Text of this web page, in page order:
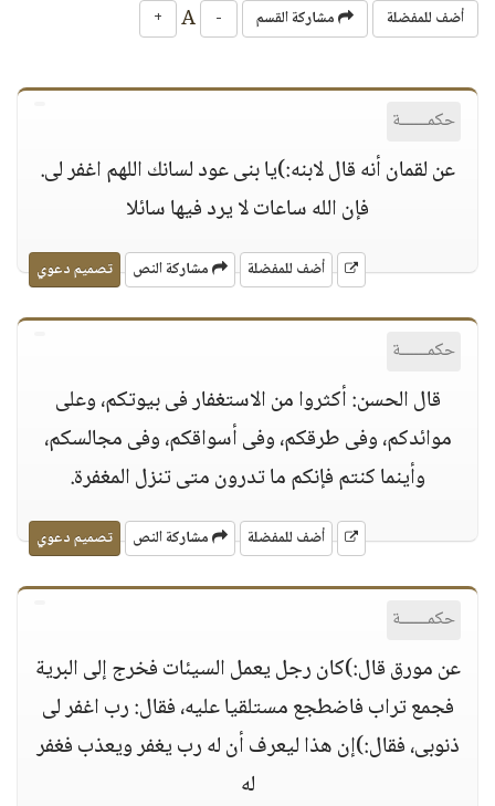
أضف للمفضلة مشاركة القسم -
+
حكمــــــة
عن لقمان أنه قال لابنه:)يا بنى عود لسانك اللهم اغفر لى.
فإن الله ساعات لا يرد فيها سائلا
أضف للمفضلة مشاركة النص تصميم دعوي
حكمــــــة
قال الحسن: أكثروا من الاستغفار فى بيوتكم، وعلى
موائدكم، وفى طرقكم، وفى أسواقكم، وفى مجالسكم،
وأينما كنتم فإنكم ما تدرون متى تنزل المغفرة.
أضف للمفضلة مشاركة النص تصميم دعوي
حكمــــــة
عن مورق قال:)كان رجل يعمل السيئات فخرج إلى البرية
فجمع تراب فاضطجع مستلقيا عليه، فقال: رب اغفر لى
ذنوبى، فقال:)إن هذا ليعرف أن له رب يغفر ويعذب فغفر
له